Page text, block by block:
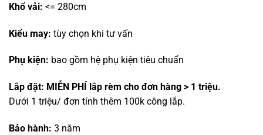
Khổ vải: <= 280cm
Kiểu may: tùy chọn khi tư vấn
Phụ kiện: bao gồm hệ phụ kiện tiêu chuẩn
Lắp đặt: MIỄN PHÍ lắp rèm cho đơn hàng > 1 triệu.
Dưới 1 triệu/ đơn tính thêm 100k công lắp.
Bảo hành: 3 năm